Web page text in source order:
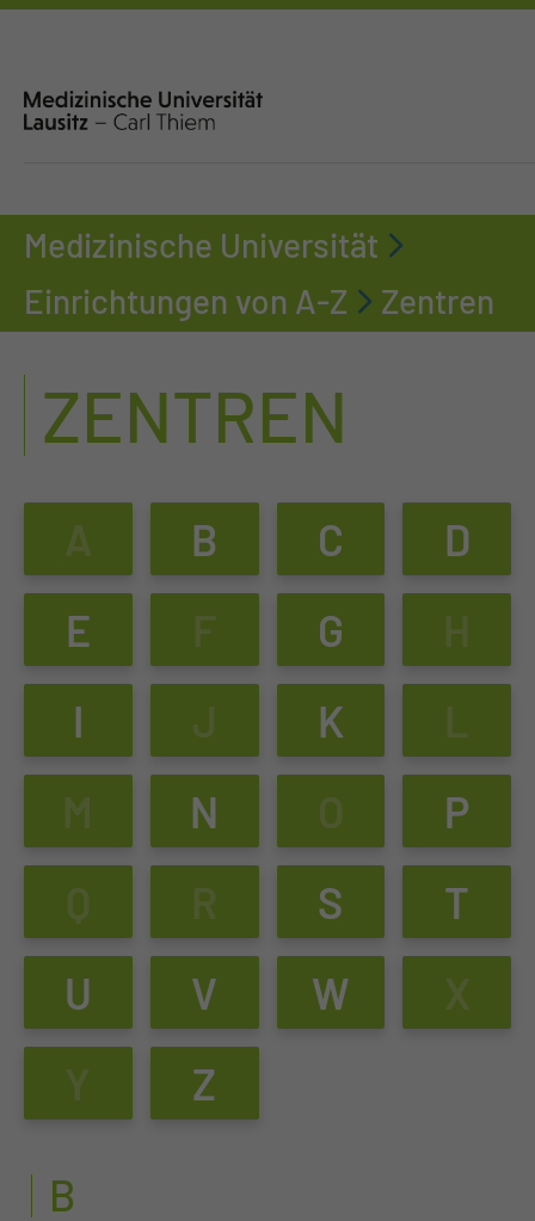
Medizinische Universität
Einrichtungen von A-Z
Zentren
ZENTREN
A B C
D
E
F G
H
I
J K
L
M
N O
P
Q
R S
T
U
V W
X
Y
Z
B